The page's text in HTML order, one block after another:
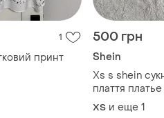
1
принт
500 грн
Shein
Xs s shein
плаття
квітковий
ХS и еще 1